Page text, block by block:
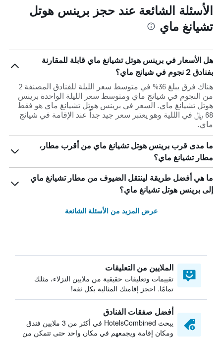
الأسئلة الشائعة عند حجز برينس هوتل
تشيانغ ماي
هل الأسعار في برينس هوتل تشيانغ ماي قابلة للمقارنة
بفنادق 2 نجوم في شيانج ماي؟
هناك فرق يبلغ 36% في متوسط ​​سعر الليلة للفنادق المصنفة 2
من النجوم في شيانج ماي ومتوسط ​​سعر الليلة الواحدة برينس
هوتل تشيانغ ماي. السعر في برينس هوتل تشيانغ ماي هو فقط
68 ﷼ في الللية وهو يعتبر سعر جيد جداً عند الإقامة في شيانج
ماي.
ما مدى قرب برينس هوتل تشيانغ ماي من أقرب مطار،
مطار تشيانغ ماي؟
ما هي أفضل طريقة لينتقل الضيوف من مطار تشيانغ ماي
إلى برينس هوتل تشيانغ ماي؟
عرض المزيد من الأسئلة الشائعة
الملايين من التعليقات
تقييمات وتعليقات حقيقية من ملايين النزلاء، مثلك
تمامًا. احجز إقامتك المثالية بكل ثقة!
أفضل صفقات الفنادق
يبحث HotelsCombined في أكثر من 3 ملايين فندق
ومكان إقامة ويجمعهم في مكان واحد حتى تتمكن من